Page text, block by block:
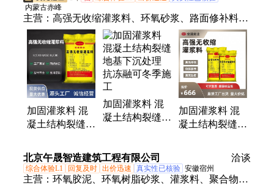
内蒙古赤峰
主营： 高强无收缩灌浆料、环氧砂浆、路面修补料、
加固灌浆料、抢修料、水泥自流平
加固灌浆料 混
凝土结构裂缝地
冻融可冬季施工
加固灌浆料 混
凝土结构裂缝地
加固灌浆料 混
凝土结构裂缝地
冻融可冬季施工
北京午晟智造建筑工程有限公司 洽谈
综合体验L1 回复及时 出价迅速 真实性已核验 安徽宿州
主营： 环氧胶泥、环氧树脂砂浆、灌浆料、聚合物加